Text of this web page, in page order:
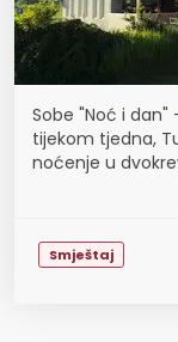
Sobe "Noć i
tijekom tjedna,
noćenje u
Smještaj